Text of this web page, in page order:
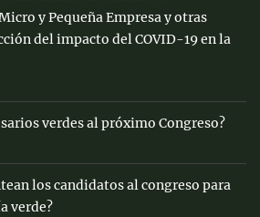
y Pequeña Empresa y otras
del impacto del COVID-19 en la
verdes al próximo Congreso?
los candidatos al congreso para
verde?